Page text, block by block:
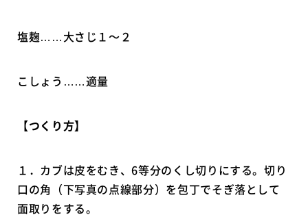
塩麹……大さじ１〜２
こしょう……適量
【つくり方】
１．カブは皮をむき、6等分のくし切りにする。切り
口の角（下写真の点線部分）を包丁でそぎ落として
面取りをする。